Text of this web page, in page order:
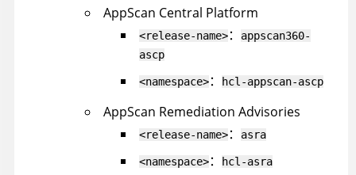
AppScan Central Platform
<release-name>：
appscan360-
ascp
<namespace>： hcl-appscan-ascp
AppScan Remediation Advisories
<release-name>： asra
<namespace>： hcl-asra